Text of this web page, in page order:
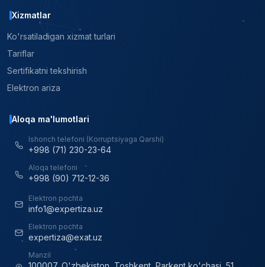
Xizmatlar
Ko'rsatiladigan xizmat turlari
Tariflar
Sertifikatni tekshirish
Elektron ariza
Aloqa ma'lumotlari
Ishonch telefoni (Korruptsiyaga Qarshi)
+998 (71) 230-23-64
Aloqa telefoni
+998 (90) 712-12-36
Elektron pochta
info1@expertiza.uz
Elektron pochta
expertiza@exat.uz
Manzil